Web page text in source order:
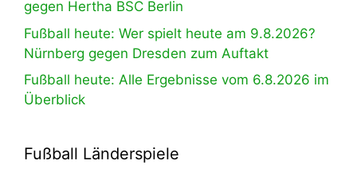
gegen Hertha BSC Berlin
Fußball heute: Wer spielt heute am 9.8.2026?
Nürnberg gegen Dresden zum Auftakt
Fußball heute: Alle Ergebnisse vom 6.8.2026 im
Überblick
Fußball Länderspiele